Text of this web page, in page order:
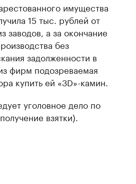
имущества
15 тыс. рублей от
заводов, а за окончание
без
задолженности в
фирм подозреваемая
купить ей «3D»-камин.
уголовное дело по
взятки).